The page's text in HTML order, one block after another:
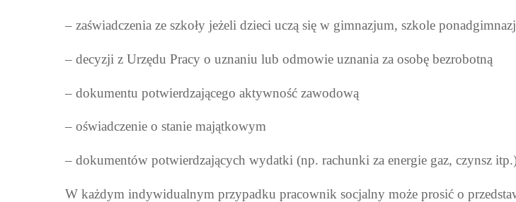
– zaświadczenia ze szkoły jeżeli dzieci uczą się w gimnazjum, szkole
– decyzji z Urzędu Pracy o uznaniu lub odmowie uznania za osobę bezrobotną
– dokumentu potwierdzającego aktywność zawodową
– oświadczenie o stanie majątkowym
– dokumentów potwierdzających wydatki (np. rachunki za energie gaz, czynsz
W każdym indywidualnym przypadku pracownik socjalny może prosić o